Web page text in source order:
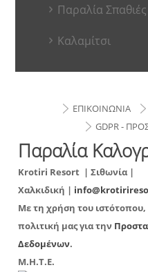
Παραλία Σπαθιές
Καλαμίτσι
ΕΠΙΚΟΙΝΩΝΙΑ
GDPR -
Παραλία
Krotiri Resort | Σιθωνία |
Χαλκιδική |
Με τη χρήση του
πολιτική μας για την
Δεδομένων.
Μ.Η.Τ.Ε.